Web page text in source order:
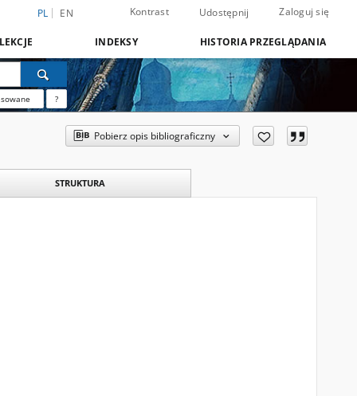
PL EN Kontrast Udostępnij Zaloguj się
INDEKSY HISTORIA PRZEGLĄDANIA
?
Pobierz opis bibliograficzny
STRUKTURA